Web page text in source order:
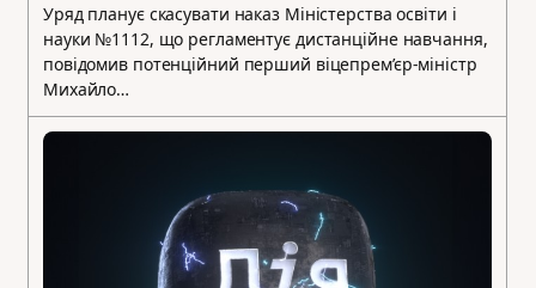
Уряд планує скасувати наказ Міністерства освіти і
науки №1112, що регламентує дистанційне навчання,
повідомив потенційний перший віцепрем’єр-міністр
Михайло…